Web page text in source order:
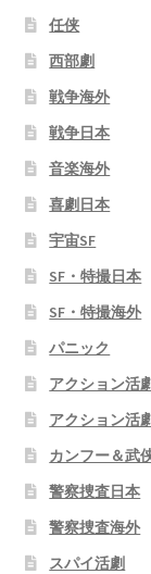
任侠
西部劇
戦争海外
戦争日本
音楽海外
喜劇日本
宇宙SF
SF・特撮日本
SF・特撮海外
パニック
アクション活
アクション活
カンフー＆武
警察捜査日本
警察捜査海外
スパイ活劇